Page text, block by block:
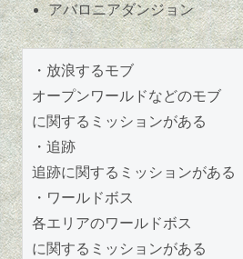
アバロニアダンジョン
・放浪するモブ
オープンワールドなどのモブ
に関するミッションがある
・追跡
追跡に関するミッションがある
・ワールドボス
各エリアのワールドボス
に関するミッションがある